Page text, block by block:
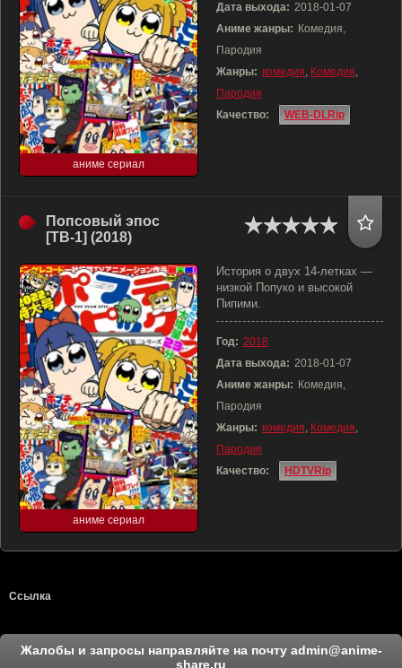
аниме сериал
Дата выхода: 2018-01-07
Аниме жанры: Комедия,
Пародия
Жанры: комедия, Комедия,
Пародия
Качество:
WEB-DLRip
Попсовый эпос
[ТВ-1] (2018)
аниме сериал
История о двух 14-летках —
низкой Попуко и высокой
Пипими.
Год: 2018
Дата выхода: 2018-01-07
Аниме жанры: Комедия,
Пародия
Жанры: комедия, Комедия,
Пародия
Качество:
HDTVRip
Ссылка
Жалобы и запросы направляйте на почту admin@anime-
share.ru